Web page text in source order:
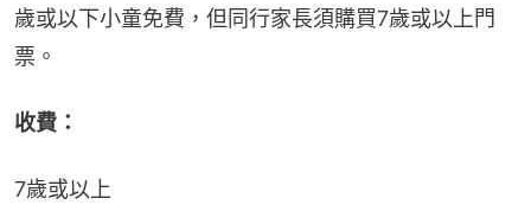
歲或以下小童免費，但同行家長須購買7歲或以上門
票。
收費：
7歲或以上